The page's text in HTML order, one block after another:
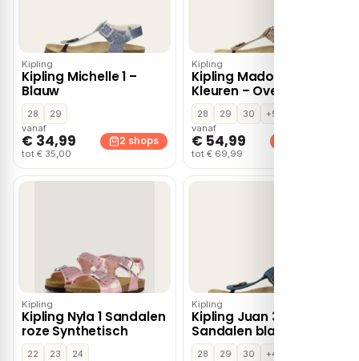
Kipling
Kipling Michelle 1 –
Blauw
28
29
vanaf
€ 34,99
tot € 35,00
2 shops
Kipling
Kipling Madonna 1
Kleuren – Overige
28 29 30
+5
vanaf
€ 54,99
tot € 69,99
Kipling
Kipling Nyla 1 Sandalen
roze Synthetisch
22 23
24
Kipling
Kipling Juan 3
Sandalen blauw Leer
28 29 30
+4